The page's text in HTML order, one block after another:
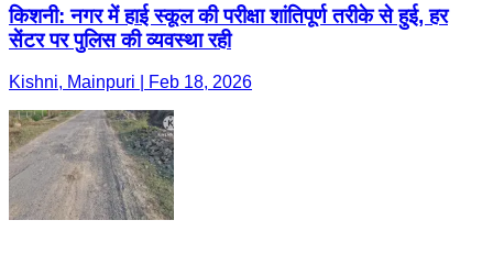
किशनी: नगर में हाई स्कूल की परीक्षा शांतिपूर्ण तरीके से हुई, हर
सेंटर पर पुलिस की व्यवस्था रही
Kishni, Mainpuri | Feb 18, 2026